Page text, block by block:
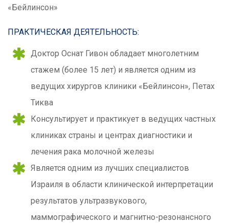
«Бейлинсон»
ПРАКТИЧЕСКАЯ ДЕЯТЕЛЬНОСТЬ:
Доктор Оснат Гивон обладает многолетним
стажем (более 15 лет) и является одним из
ведущих хирургов клиники «Бейлинсон», Петах
Тиква
Консультирует и практикует в ведущих частных
клиниках страны и центрах диагностики и
лечения рака молочной железы
Является одним из лучших специалистов
Израиля в области клинической интерпретации
результатов ультразвукового,
маммографического и магнитно-резонансного